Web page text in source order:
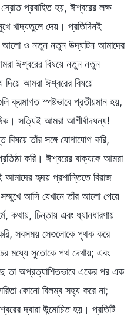
প্রবাহিত হয়, ঈশ্বরের লক্ষ
খাদ্যতুলে দেয়। প্রতিদিনই
আলো ও নতুন নতুন উদ্‌ঘাটন আমাদের
ঈশ্বরের বিষয়ে নতুন নতুন
দিয়ে আমরা ঈশ্বরের বিষয়ে
ক্রমাগত স্পষ্টভাবে প্রতীয়মান হয়,
সত্যিই আমরা আশীর্বাদধন্য!
তাঁর সঙ্গে যোগাযোগ করি,
করি। ঈশ্বরের বাক্যকে আমরা
আমাদের হৃদয় প্রশান্তিতে বিরাজ
আসি যেখানে তাঁর আলো পেয়ে
কথায়, চিন্তায় এবং ধ্যানধারণায়
সবসময় সেগুলোকে পৃথক করে
মধ্যে সুতোকে পথ দেখায়; এবং
তা অপ্রত্যাশিতভাবে একের পর এক
কোনো বিলম্ব সহ্য করে না;
দ্বারা উন্মোচিত হয়। প্রতিটি